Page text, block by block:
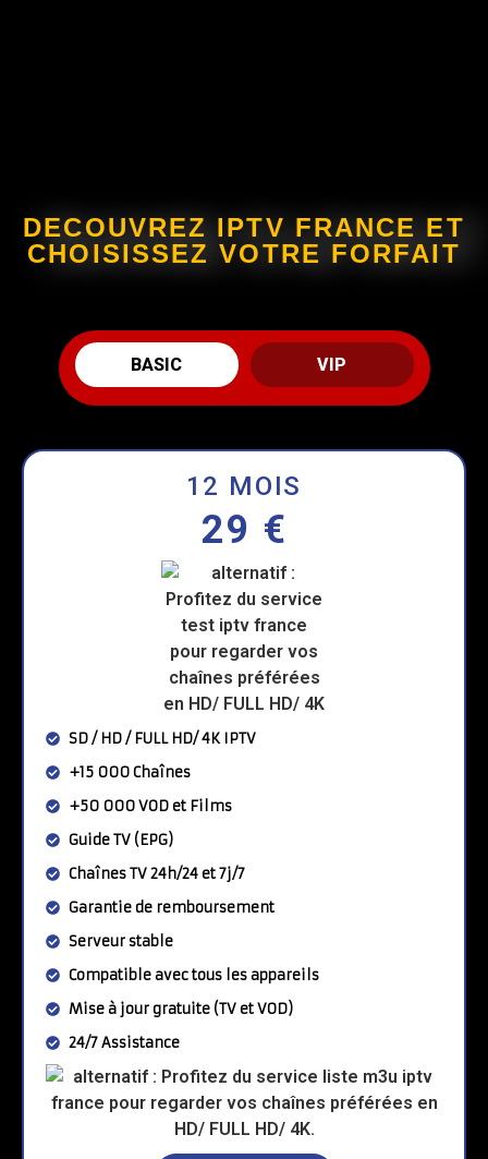
DECOUVREZ IPTV FRANCE ET
CHOISISSEZ VOTRE FORFAIT
BASIC VIP
12 MOIS
29 €
SD / HD / FULL HD/ 4K IPTV
+15 000 Chaînes
+50 000 VOD et Films
Guide TV (EPG)
Chaînes TV 24h/24 et 7j/7
Garantie de remboursement
Serveur stable
Compatible avec tous les appareils
Mise à jour gratuite (TV et VOD)
24/7 Assistance